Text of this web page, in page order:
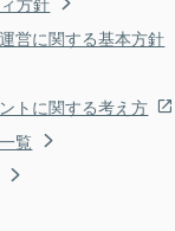
営に関する基本方針
トに関する考え方
覧